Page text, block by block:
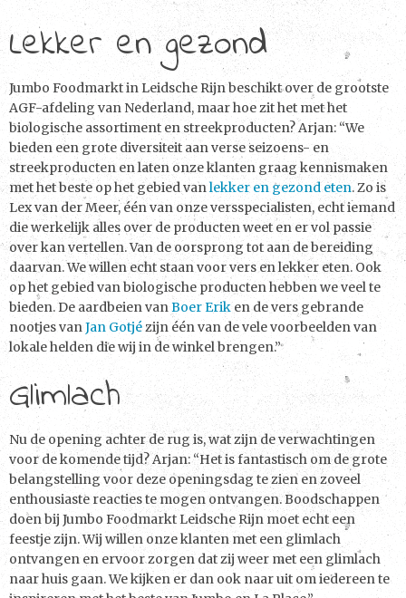
Lekker en gezond
Jumbo Foodmarkt in Leidsche Rijn beschikt over de grootste
AGF-afdeling van Nederland, maar hoe zit het met het
biologische assortiment en streekproducten? Arjan: “We
bieden een grote diversiteit aan verse seizoens- en
streekproducten en laten onze klanten graag kennismaken
met het beste op het gebied vanlekker en gezond eten. Zo is
Lex van der Meer, één van onze versspecialisten, echt iemand
die werkelijk alles over de producten weet en er vol passie
over kan vertellen. Van de oorsprong tot aan de bereiding
daarvan. We willen echt staan voor vers en lekker eten. Ook
op het gebied van biologische producten hebben we veel te
bieden. De aardbeien vanBoer Eriken de vers gebrande
nootjes vanJan Gotjézijn één van de vele voorbeelden van
lokale helden die wij in de winkel brengen.”
Glimlach
Nu de opening achter de rug is, wat zijn de verwachtingen
voor de komende tijd? Arjan: “Het is fantastisch om de grote
belangstelling voor deze openingsdag te zien en zoveel
enthousiaste reacties te mogen ontvangen. Boodschappen
doen bij Jumbo Foodmarkt Leidsche Rijn moet echt een
feestje zijn. Wij willen onze klanten met een glimlach
ontvangen en ervoor zorgen dat zij weer met een glimlach
naar huis gaan. We kijken er dan ook naar uit om iedereen te